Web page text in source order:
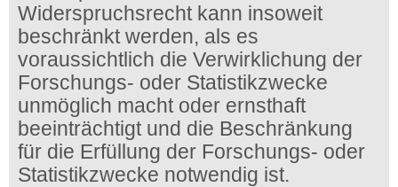
Widerspruchsrecht kann insoweit
beschränkt werden, als es
voraussichtlich die Verwirklichung der
Forschungs- oder Statistikzwecke
unmöglich macht oder ernsthaft
beeinträchtigt und die Beschränkung
für die Erfüllung der Forschungs- oder
Statistikzwecke notwendig ist.